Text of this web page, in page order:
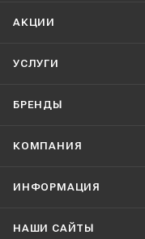
АКЦИИ
УСЛУГИ
БРЕНДЫ
КОМПАНИЯ
ИНФОРМАЦИЯ
НАШИ CАЙТЫ